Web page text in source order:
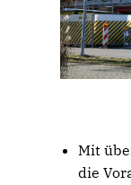
Mit
die